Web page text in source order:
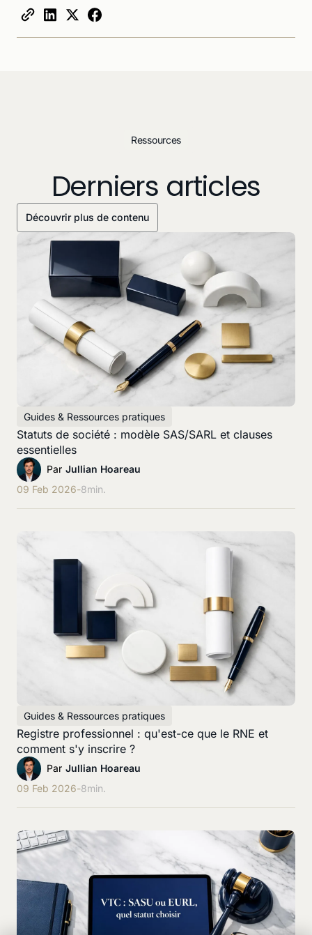
Ressources
Derniers articles
Découvrir plus de contenu
Guides & Ressources pratiques
Statuts de société : modèle SAS/SARL et clauses
essentielles
Par Jullian Hoareau
09 Feb 2026-8min.
Guides & Ressources pratiques
Registre professionnel : qu'est-ce que le RNE et
comment s'y inscrire ?
Par Jullian Hoareau
09 Feb 2026-8min.